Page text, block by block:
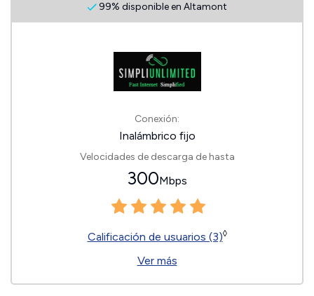
99% disponible en Altamont
Conexión:
Inalámbrico fijo
Velocidades de descarga de hasta
300Mbps
Calificación de usuarios (3)◊
Ver más